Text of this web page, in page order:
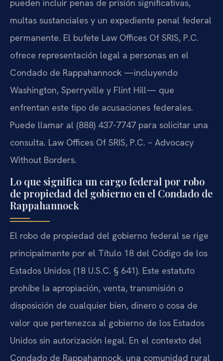
pueden incluir penas de prisión significativas,
multas sustanciales y un expediente penal federal
permanente. El bufete Law Offices Of SRIS, P.C.
ofrece representación legal a personas en el
Condado de Rappahannock —incluyendo
Washington, Sperryville y Flint Hill— que
enfrentan este tipo de acusaciones federales.
Puede llamar al (888) 437-7747 para solicitar una
consulta. Law Offices Of SRIS, P.C. – Advocacy
Without Borders.
Lo que significa un cargo federal por robo
de propiedad del gobierno en el Condado de
Rappahannock
El robo de propiedad del gobierno federal se rige
principalmente por el Título 18 del Código de los
Estados Unidos (18 U.S.C. § 641). Este estatuto
prohíbe la apropiación, venta, transmisión o
disposición de cualquier bien, dinero o cosa de
valor que pertenezca al gobierno de los Estados
Unidos sin autorización legal. En el contexto del
Condado de Rappahannock, una comunidad rural